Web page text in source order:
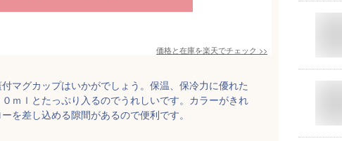
価格と在庫を楽天でチェック >>
マグカップはいかがでしょう。保温、保冷力に優れた
ｍｌとたっぷり入るのでうれしいです。カラーがきれ
を差し込める隙間があるので便利です。